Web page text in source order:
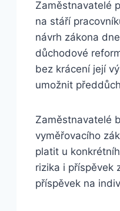
Zaměstnavatelé
na stáří
návrh zákona
důchodové
bez krácení její
umožnit
Zaměstnavatelé
vyměřovacího
platit u
rizika i příspěvek
příspěvek na